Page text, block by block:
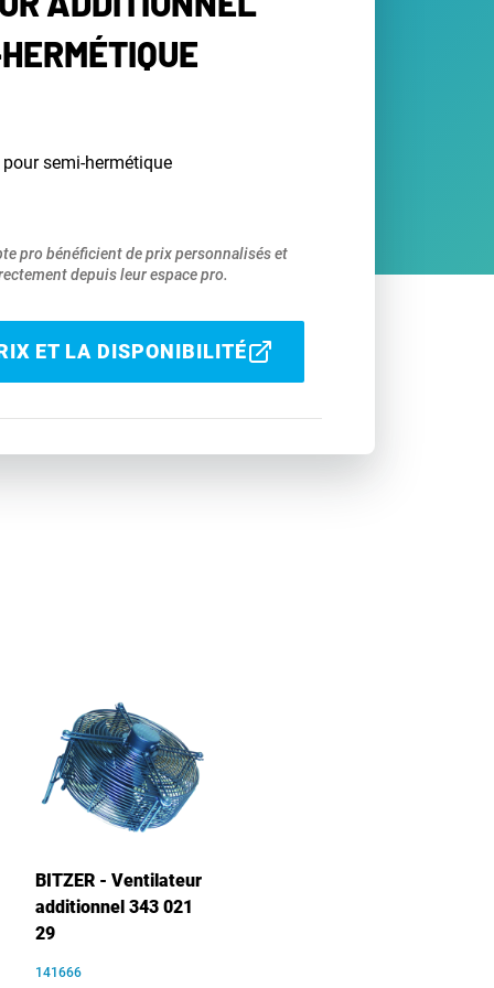
semi-hermétique
pro bénéficient de prix personnalisés et
depuis leur espace pro.
ET LA DISPONIBILITÉ
BITZER - Ventilateur
additionnel 343 021
29
141666